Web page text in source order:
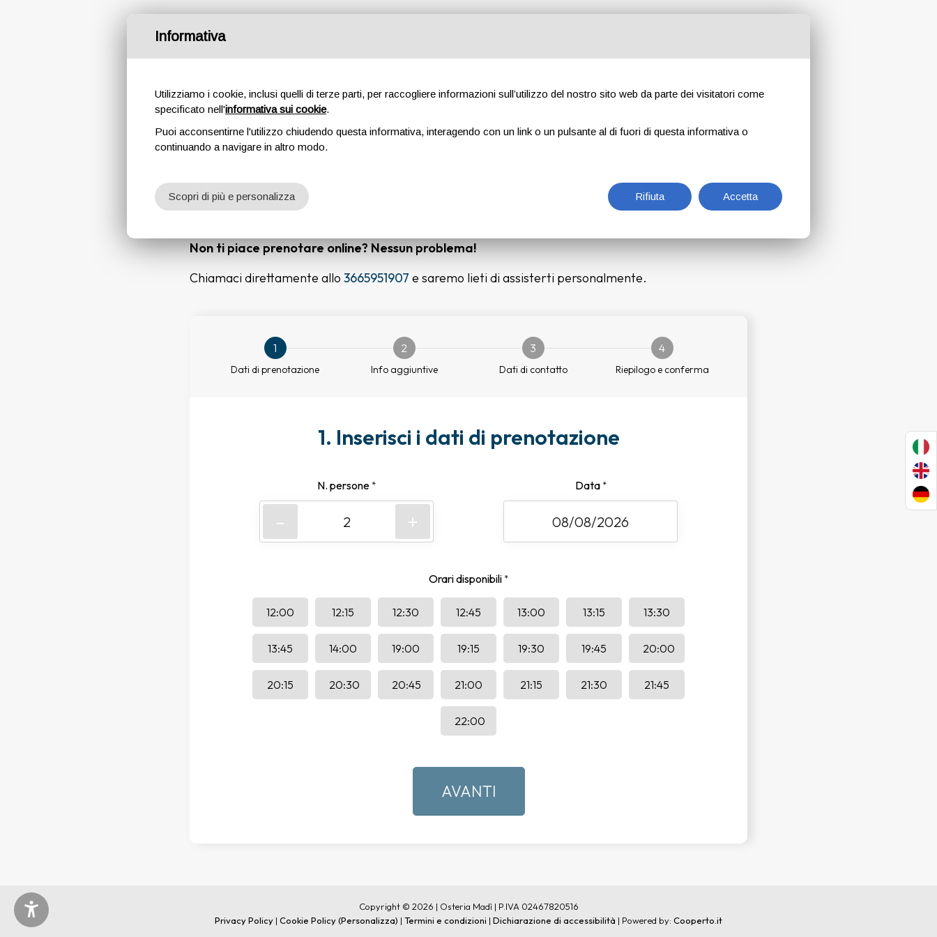
OSTERIA MADÌ
RISERVA ORA IL TUO TAVOLO
Per assicurarti il tuo posto, utilizza la nostra piattaforma di prenotazione online, attiva 24/7.
Confermeremo la tua prenotazione entro 30 minuti massimo. (
E, sì, prenotare online è
Non ti piace prenotare online? Nessun problema!
Chiamaci direttamente allo 3665951907 e saremo lieti di assisterti personalmente.
1
Dati di prenotazione
2
Info aggiuntive
3
Dati di contatto
4
Riepilogo e conferma
1. Inserisci i dati di prenotazione
N. persone *
- +
Data *
Orari disponibili *
12:00 12:15 12:30 12:45 13:00 13:15 13:30
13:45 14:00 19:00 19:15 19:30 19:45 20:00
20:15 20:30 20:45 21:00 21:15 21:30 21:45
22:00
Copyright © 2026 | Osteria Madì | P.IVA 02467820516
Privacy Policy | Cookie Policy(Personalizza) | Termini e condizioni | Dichiarazione di accessibilità | Powered by: Cooperto.it
Informativa
Utilizziamo i cookie, inclusi quelli di terze parti, per raccogliere informazioni sull’utilizzo del nostro sito web da parte dei visitatori come
specificato nell'informativa sui cookie.
Puoi acconsentirne l'utilizzo chiudendo questa informativa, interagendo con un link o un pulsante al di fuori di questa informativa o
continuando a navigare in altro modo.
Rifiuta Accetta
Scopri di più e personalizza